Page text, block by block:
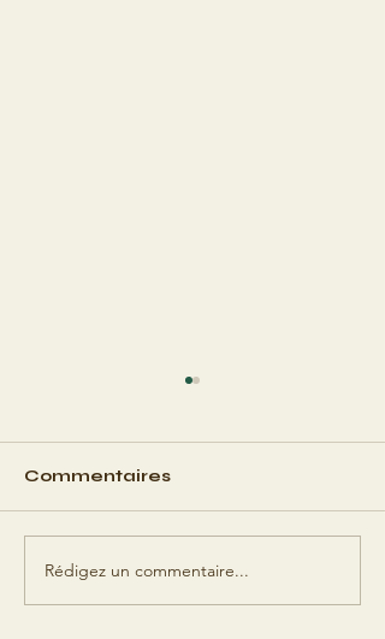
Pommes de terre
rôties croustillantes
Commentaires
Rédigez un commentaire...